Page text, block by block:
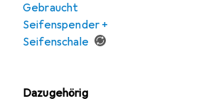
Gebraucht
Seifenspender +
Seifenschale
Dazugehörig